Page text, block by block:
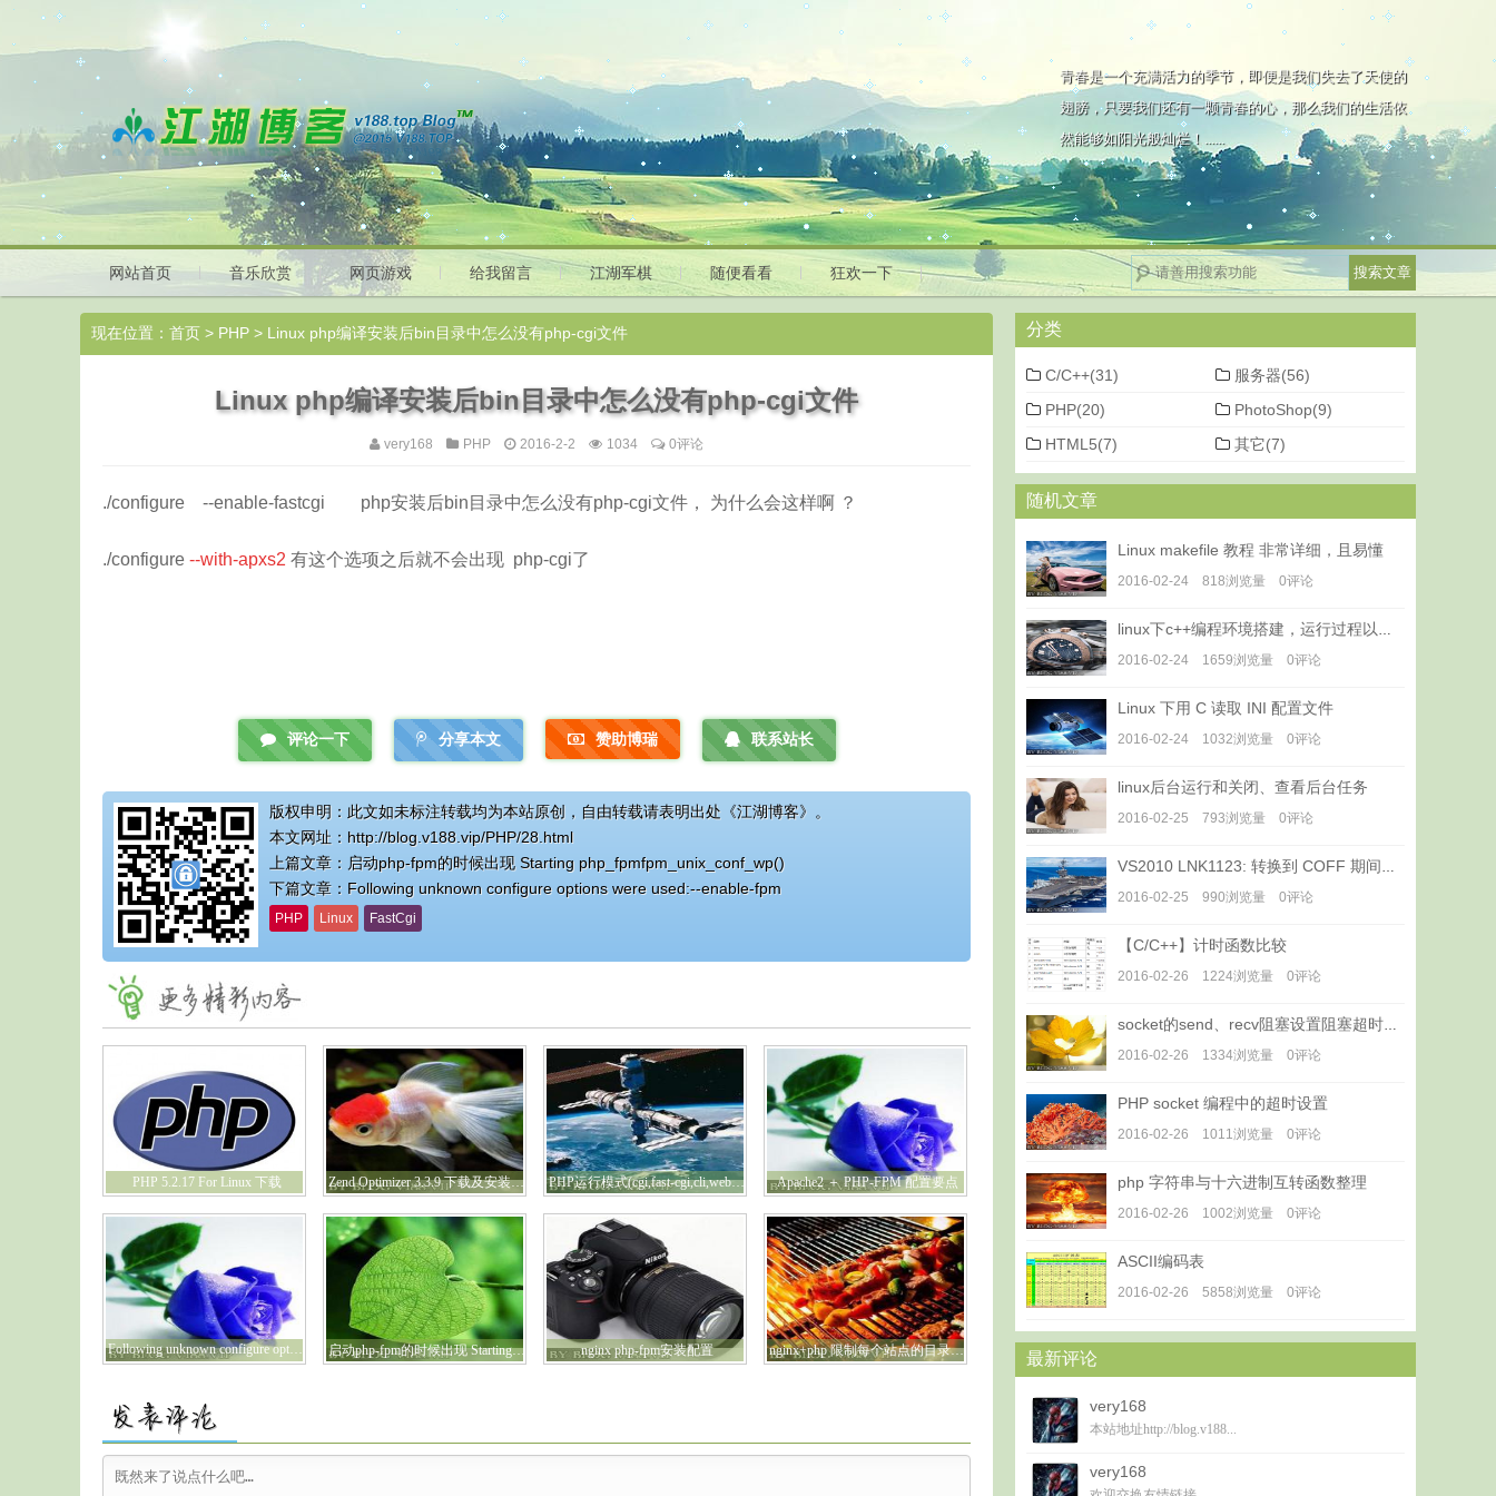
青春是一个充满活力的季节，即便是我们失去了天使的
翅膀，只要我们还有一颗青春的心，那么我们的生活依
然能够如阳光般灿烂！......
网站首页 音乐欣赏 网页游戏 给我留言 江湖军棋 随便看看 狂欢一下
现在位置： 首页 > PHP > Linux php编译安装后bin目录中怎么没有php-cgi文件
Linux php编译安装后bin目录中怎么没有php-cgi文件
very168 PHP 2016-2-2 1034 0评论
./configure --enable-fastcgi php安装后bin目录中怎么没有php-cgi文件， 为什么会这样啊 ？
./configure --with-apxs2 有这个选项之后就不会出现 php-cgi了
评论一下 分享本文 赞助博瑞 联系站长
版权申明：此文如未标注转载均为本站原创，自由转载请表明出处《江湖博客》。
本文网址： http://blog.v188.vip/PHP/28.html
上篇文章： 启动php-fpm的时候出现 Starting php_fpmfpm_unix_conf_wp()
下篇文章： Following unknown configure options were used:--enable-fpm
PHP Linux FastCgi
PHP 5.2.17 For Linux 下载 Zend Optimizer 3.3.9 下载及安装详解 PHP运行模式(cgi,fast-cgi,cli,web模块模式) Apache2 ＋ PHP-FPM 配置要点
Following unknown configure options were used:--enable-fpm 启动php-fpm的时候出现 Starting php_fpmfpm_unix_conf_wp() nginx php-fpm安装配置 nginx+php 限制每个站点的目录范围
分类
C/C++(31)
服务器(56)
PHP(20)
PhotoShop(9)
HTML5(7)
其它(7)
随机文章
Linux makefile 教程 非常详细，且易懂
2016-02-24 818浏览量 0评论
linux下c++编程环境搭建，运行过程以及调试
2016-02-24 1659浏览量 0评论
Linux 下用 C 读取 INI 配置文件
2016-02-24 1032浏览量 0评论
linux后台运行和关闭、查看后台任务
2016-02-25 793浏览量 0评论
VS2010 LNK1123: 转换到 COFF 期间失败: 文件无效或损坏 的解决方法
2016-02-25 990浏览量 0评论
【C/C++】计时函数比较
2016-02-26 1224浏览量 0评论
socket的send、recv阻塞设置阻塞超时时间
2016-02-26 1334浏览量 0评论
PHP socket 编程中的超时设置
2016-02-26 1011浏览量 0评论
php 字符串与十六进制互转函数整理
2016-02-26 1002浏览量 0评论
ASCII编码表
2016-02-26 5858浏览量 0评论
最新评论
very168
本站地址http://blog.v188...
very168